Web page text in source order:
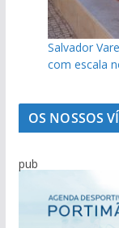
Salvador
com escala
OS NOSSOS
pub